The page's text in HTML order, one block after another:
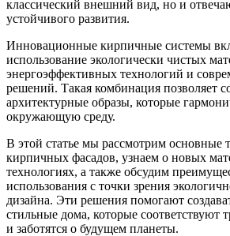
классический внешний вид, но и
устойчивого развития.
Инновационные кирпичные системы
использование экологически чистых
энергоэффективных технологий и
решений. Такая комбинация позволяет
архитектурные образы, которые
окружающую среду.
В этой статье мы рассмотрим основные
кирпичных фасадов, узнаем о новых
технологиях, а также обсудим
использования с точки зрения
дизайна. Эти решения помогают
стильные дома, которые соответствуют
и заботятся о будущем планеты.